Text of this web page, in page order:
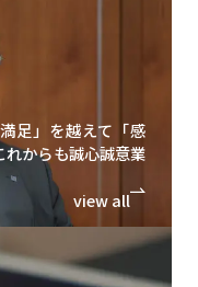
足」を越えて「感
からも誠心誠意業
view all